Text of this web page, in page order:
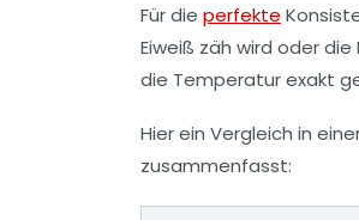
Für die perfekte
Eiweiß zäh wird oder
die Temperatur exakt
Hier ein Vergleich in
zusammenfasst: